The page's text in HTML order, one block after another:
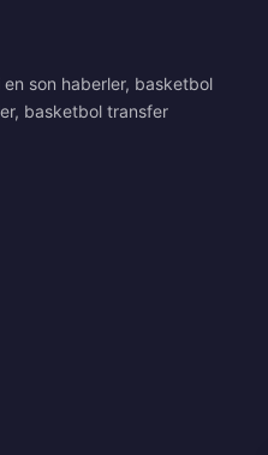
son haberler, basketbol
basketbol transfer